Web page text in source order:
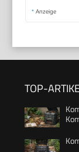
* Anzeige
TOP-